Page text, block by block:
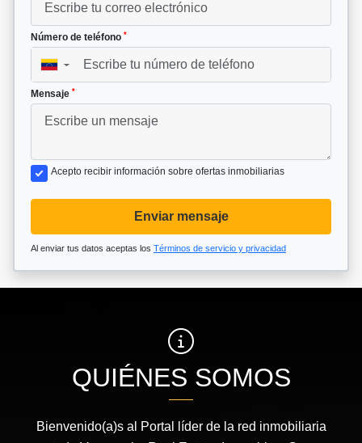
Número de teléfono *
▼
Mensaje *
Acepto recibir información sobre ofertas inmobiliarias
Enviar mensaje
Al enviar tus datos aceptas los Términos de servicio y privacidad
QUIÉNES SOMOS
Bienvenido(a)s al Portal líder de la red inmobiliaria